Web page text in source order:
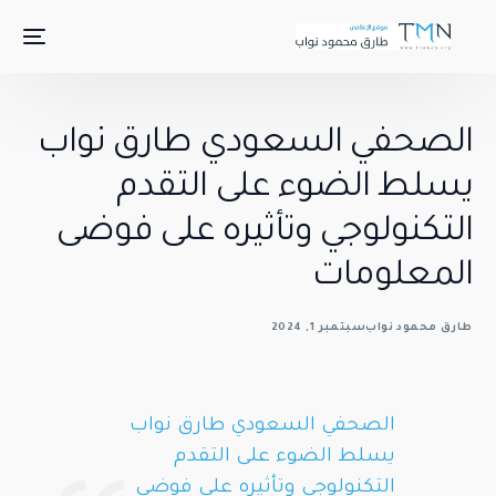
طارق نواب
على التقدم
على فوضى
طارق نواب
على التقدم
وتأثيره على فوضى